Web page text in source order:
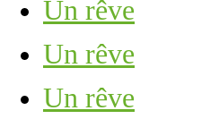
Un rêve
Un rêve
Un rêve